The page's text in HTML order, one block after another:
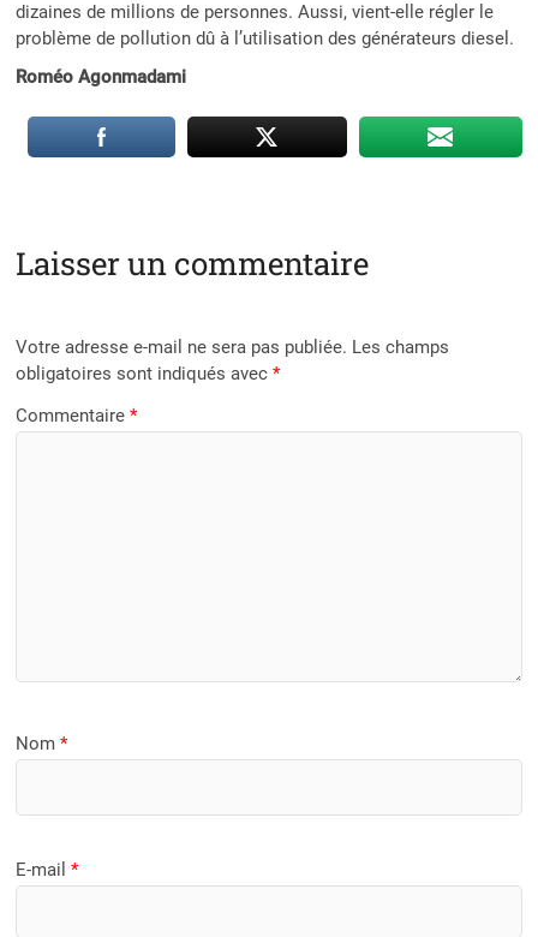
dizaines de millions de personnes. Aussi, vient-elle régler le
problème de pollution dû à l’utilisation des générateurs diesel.
Roméo Agonmadami
Laisser un commentaire
Votre adresse e-mail ne sera pas publiée. Les champs
obligatoires sont indiqués avec*
Commentaire*
Nom*
E-mail*